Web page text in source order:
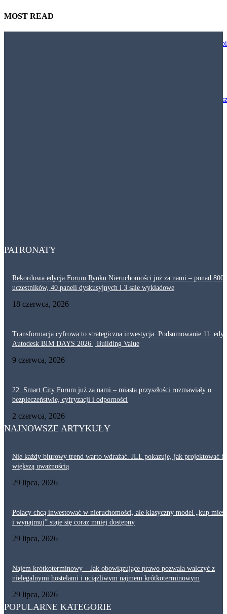
MOST READ
Nie każdy biurowy trend warto wdrażać. JLL pokazuje, jak projektować
Polacy chcą inwestować w nieruchomości, ale klasyczny model „kup
PATRONATY
Rekordowa edycja Forum Rynku Nieruchomości już za nami – ponad 800
uczestników, 40 paneli dyskusyjnych i 3 sale wykładowe
18 czerwca, 2026
Transformacja cyfrowa to strategiczna inwestycja. Podsumowanie 11.
Autodesk BIM DAYS 2026 | Building Value
9 czerwca, 2026
22. Smart City Forum już za nami – miasta przyszłości rozmawiały o
bezpieczeństwie, cyfryzacji i odporności
2 czerwca, 2026
NAJNOWSZE ARTYKUŁY
Nie każdy biurowy trend warto wdrażać. JLL pokazuje, jak projektować
większą uważnością
29 lipca, 2026
Polacy chcą inwestować w nieruchomości, ale klasyczny model „kup
i wynajmuj” staje się coraz mniej dostępny
29 lipca, 2026
Najem krótkoterminowy – Jak obowiązujące prawo pozwala walczyć z
nielegalnymi hostelami i uciążliwym najmem krótkoterminowym
29 lipca, 2026
POPULARNE KATEGORIE